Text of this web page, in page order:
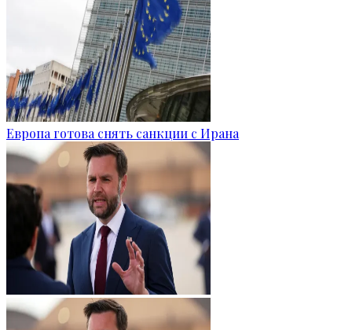
Европа готова снять санкции с Ирана